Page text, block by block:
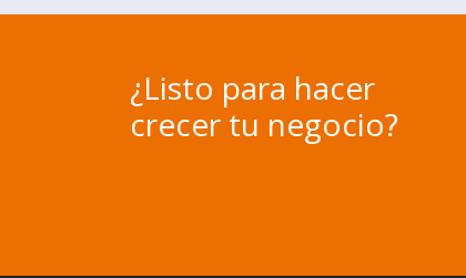
¿Listo para hacer
crecer tu negocio?